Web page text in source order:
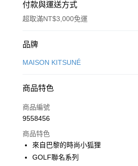
付款與運送方式
超取滿NT$3,000免運
付款方式
信用卡一次付款
運送方式
付款後全家取貨
每筆NT$100，滿NT$3,000(含以上)免
品牌
MAISON KITSUNÉ
商品特色
商品編號
9558456
商品特色
來自巴黎的時尚小狐狸
GOLF聯名系列